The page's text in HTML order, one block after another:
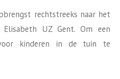
rechtstreeks naar het
Elisabeth UZ Gent. Om een
kinderen in de tuin te